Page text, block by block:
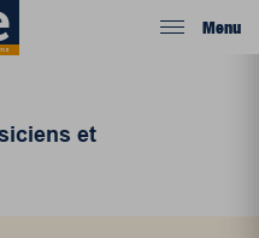
Menu
et